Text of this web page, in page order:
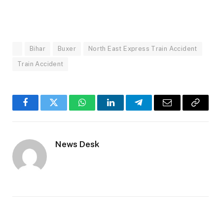
Bihar Buxer North East Express Train Accident
Train Accident
FacebookTwitter WhatsAppLinkedInTelegramEmail
Copy
News Desk